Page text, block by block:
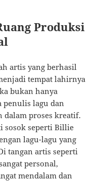
Produksi
artis yang berhasil
tempat lahirnya
bukan hanya
penulis lagu dan
dalam proses kreatif.
sosok seperti Billie
lagu-lagu yang
tangan artis seperti
personal,
mendalam dan